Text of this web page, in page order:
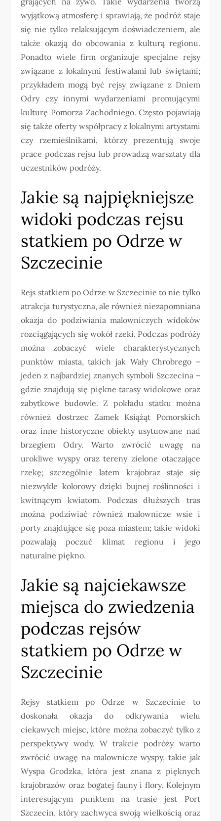
wyjątkową atmosferę i sprawiają, że podróż staje
się nie tylko relaksującym doświadczeniem, ale
także okazją do obcowania z kulturą regionu.
Ponadto wiele firm organizuje specjalne rejsy
związane z lokalnymi festiwalami lub świętami;
przykładem mogą być rejsy związane z Dniem
Odry czy innymi wydarzeniami promującymi
kulturę Pomorza Zachodniego. Często pojawiają
się także oferty współpracy z lokalnymi artystami
czy rzemieślnikami, którzy prezentują swoje
prace podczas rejsu lub prowadzą warsztaty dla
uczestników podróży.
Jakie są najpiękniejsze
widoki podczas rejsu
statkiem po Odrze w
Szczecinie
Rejs statkiem po Odrze w Szczecinie to nie tylko
atrakcja turystyczna, ale również niezapomniana
okazja do podziwiania malowniczych widoków
rozciągających się wokół rzeki. Podczas podróży
można zobaczyć wiele charakterystycznych
punktów miasta, takich jak Wały Chrobrego –
jeden z najbardziej znanych symboli Szczecina –
gdzie znajdują się piękne tarasy widokowe oraz
zabytkowe budowle. Z pokładu statku można
również dostrzec Zamek Książąt Pomorskich
oraz inne historyczne obiekty usytuowane nad
brzegiem Odry. Warto zwrócić uwagę na
urokliwe wyspy oraz tereny zielone otaczające
rzekę; szczególnie latem krajobraz staje się
niezwykle kolorowy dzięki bujnej roślinności i
kwitnącym kwiatom. Podczas dłuższych tras
można podziwiać również malownicze wsie i
porty znajdujące się poza miastem; takie widoki
pozwalają poczuć klimat regionu i jego
naturalne piękno.
Jakie są najciekawsze
miejsca do zwiedzenia
podczas rejsów
statkiem po Odrze w
Szczecinie
Rejsy statkiem po Odrze w Szczecinie to
doskonała okazja do odkrywania wielu
ciekawych miejsc, które można zobaczyć tylko z
perspektywy wody. W trakcie podróży warto
zwrócić uwagę na malownicze wyspy, takie jak
Wyspa Grodzka, która jest znana z pięknych
krajobrazów oraz bogatej fauny i flory. Kolejnym
interesującym punktem na trasie jest Port
Szczecin, który zachwyca swoją wielkością oraz